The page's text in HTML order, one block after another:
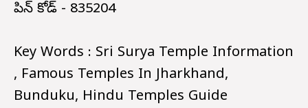
పిన్ కోడ్ - 835204
Key Words : Sri Surya Temple Information
, Famous Temples In Jharkhand,
Bunduku, Hindu Temples Guide